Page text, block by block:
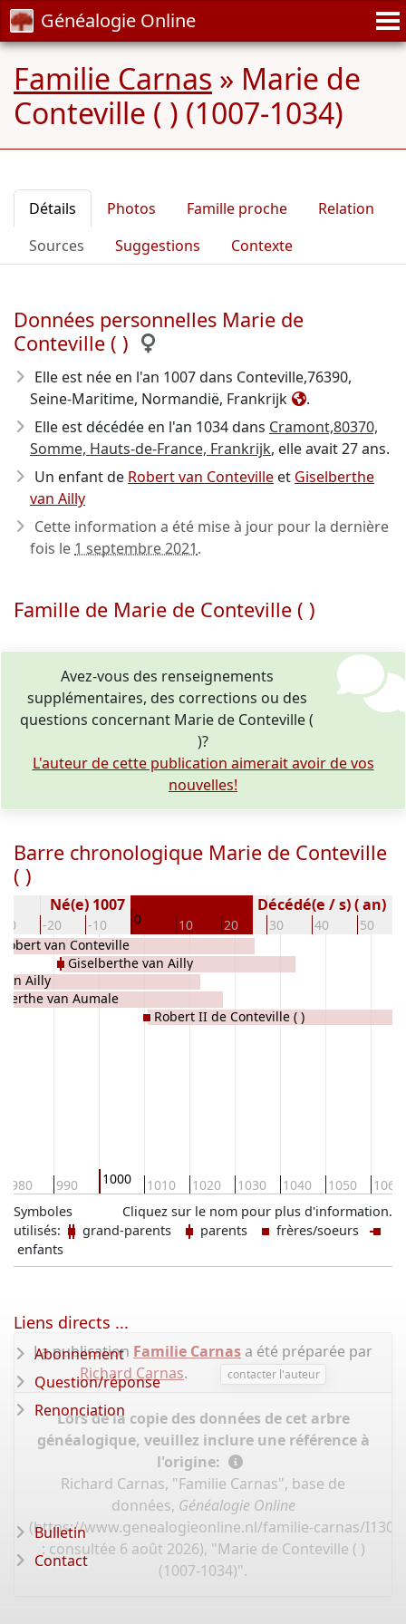
Généalogie Online
Familie Carnas » Marie de
Conteville ( ) (1007-1034)
Détails Photos Famille proche
Relation
Sources
Suggestions Contexte
Données personnelles Marie de
Conteville ( )
Elle est née en l'an 1007dans Conteville,76390,
Seine-Maritime, Normandië, Frankrijk
.
Elle est décédée en l'an 1034dans Cramont,80370,
Somme, Hauts-de-France, Frankrijk, elle avait 27 ans.
Un enfant de Robert van Conteville et Giselberthe
van Ailly
Cette information a été mise à jour pour la dernière
fois le 1 septembre 2021.
Famille de Marie de Conteville ( )
Avez-vous des renseignements
supplémentaires, des corrections ou des
questions concernant Marie de Conteville (
)?
L'auteur de cette publication aimerait avoir de vos
nouvelles!
Barre chronologique Marie de Conteville
( )
-20 -10 0 10 20 30 40 50
Né(e) 1007 Décédé(e / s) ( an)
980 990 1000 1010 1020 1030 1040 1050 1060
Ailly
van Aumale
Robert van Conteville
Giselberthe van Ailly
Robert II de Conteville ( )
Cliquez sur le nom pour plus d'information.
Symboles
utilisés:
grand-parents parents
frères/soeurs
enfants
La publication Familie Carnas a été préparée par
Richard Carnas. contacter l'auteur
Lors de la copie des données de cet arbre
généalogique, veuillez inclure une référence à
l'origine:
Richard Carnas, "Familie Carnas", base de
données, Généalogie Online
(https://www.genealogieonline.nl/familie-carnas/
: consultée 6 août 2026), "Marie de Conteville ( )
(1007-1034)".
Liens directs ...
Abonnement
Question/réponse
Renonciation
Bulletin
Contact